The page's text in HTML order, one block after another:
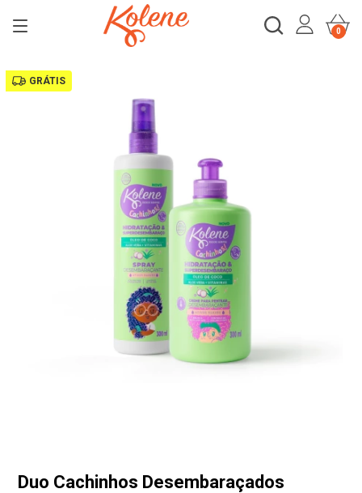
0
GRÁTIS
Duo Cachinhos Desembaraçados